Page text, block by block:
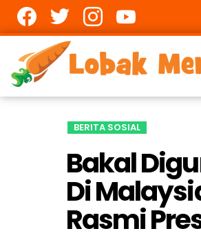
BERITA SOSIAL
Bakal
Di
Rasmi